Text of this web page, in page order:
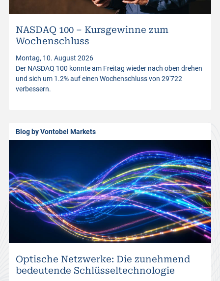
n
u
c
NASDAQ 100 – Kursgewinne zum
Wochenschluss
Montag, 10. August 2026
Der NASDAQ 100 konnte am Freitag wieder nach oben drehen
und sich um 1.2% auf einen Wochenschluss von 29'722
verbessern.
Blog by Vontobel Markets
Optische Netzwerke: Die zunehmend
bedeutende Schlüsseltechnologie